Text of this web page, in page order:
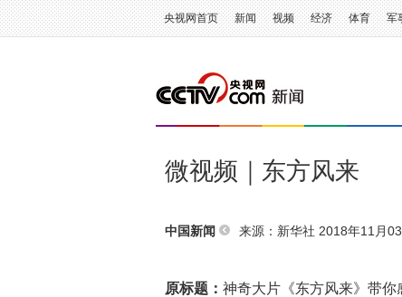
央视网首页 新闻 视频 经济 体育 军
微视频｜东方风来
中国新闻 来源： 新华社 2018年11月
原标题： 神奇大片《东方风来》带你